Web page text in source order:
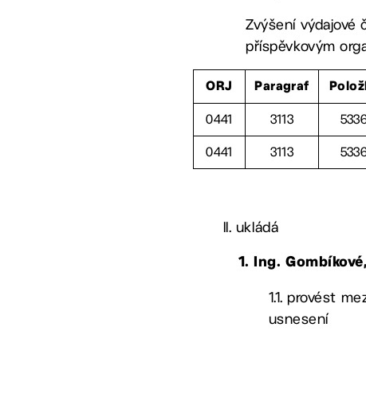
Zvýšení výdajové
příspěvkovým
ORJ Paragraf
0441 3113
0441 3113
II. ukládá
1. Ing.
1.1. provést
usnesení